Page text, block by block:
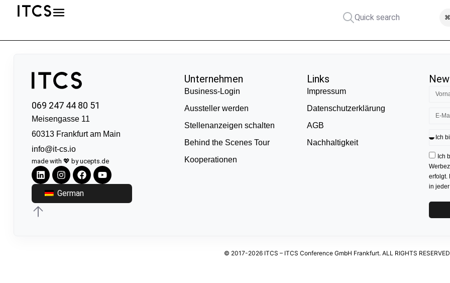
Quick search
069 247 44 80 51
Meisengasse 11
60313 Frankfurt am Main
info@it-cs.io
made with 💖 by ucepts.de
German
Unternehmen
Business-Login
Aussteller werden
Stellenanzeigen schalten
Behind the Scenes Tour
Kooperationen
Links
Impressum
Datenschutzerklärung
AGB
Nachhaltigkeit
Ich
erfolgt.
in
© 2017-2026 ITCS – ITCS Conference GmbH Frankfurt. ALL RIGHTS